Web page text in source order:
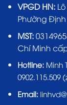
VPGD HN:Lô
Phường
MST:
Chí Minh
Hotline: Minh
0902.115.509
Email: